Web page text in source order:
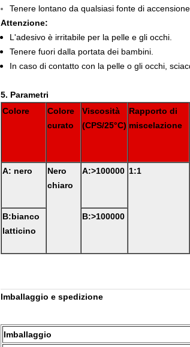
Tenere lontano da qualsiasi fonte di
Attenzione:
L'adesivo è irritabile per la pelle e gli occhi.
Tenere fuori dalla portata dei bambini.
In caso di contatto con la pelle o gli occhi,
5. Parametri
Colore
Colore
curato
Viscosità
(CPS/25°C)
Rapporto di
miscelazione
A: nero
Nero
chiaro
A:>100000 1:1
B:bianco
latticino
B:>100000
Imballaggio e spedizione
Imballaggio